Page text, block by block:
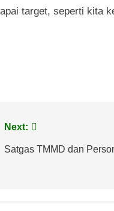
target, seperti
Next:
Satgas TMMD dan